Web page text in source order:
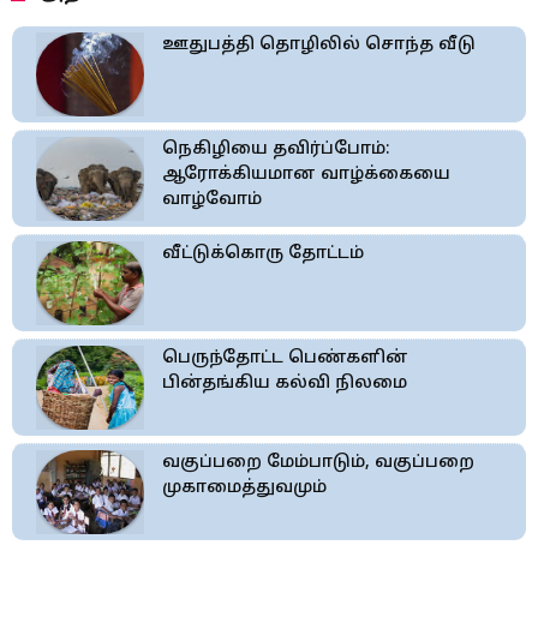
ஊதுபத்தி தொழிலில் சொந்த வீடு
நெகிழியை தவிர்ப்போம்:
ஆரோக்கியமான வாழ்க்கையை
வாழ்வோம்
வீட்டுக்கொரு தோட்டம்
பெருந்தோட்ட பெண்களின்
பின்தங்கிய கல்வி நிலமை
வகுப்பறை மேம்பாடும், வகுப்பறை
முகாமைத்துவமும்